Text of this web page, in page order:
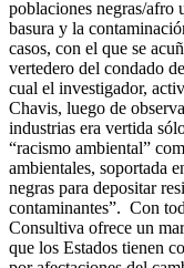
poblaciones negras/afro
basura y la
casos, con el que se
vertedero del condado
cual el investigador,
Chavis, luego de
industrias era vertida
“racismo ambiental”
ambientales, soportada
negras para depositar
contaminantes”. Con
Consultiva ofrece un
que los Estados tienen